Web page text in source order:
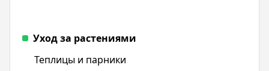
Уход за растениями
Теплицы и парники